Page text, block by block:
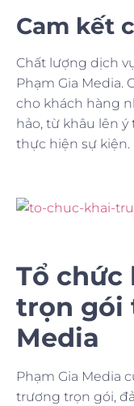
Cam kết
Chất lượng dịch
Phạm Gia Media.
cho khách hàng
hảo, từ khâu lên
thực hiện sự kiện.
Tổ chức
trọn gói
Media
Phạm Gia Media
trương trọn gói,